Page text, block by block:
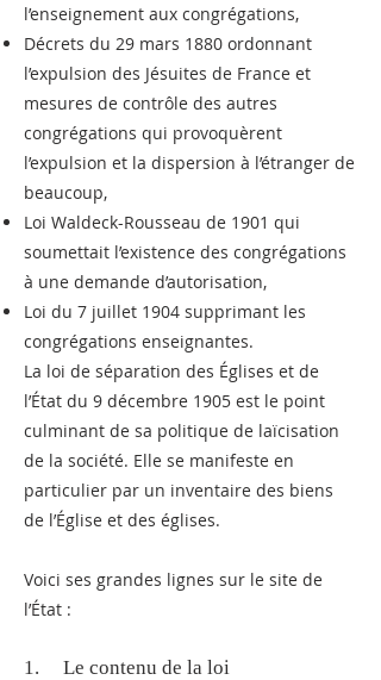
l’enseignement aux congrégations,
Décrets du 29 mars 1880 ordonnant
l’expulsion des Jésuites de France et
mesures de contrôle des autres
congrégations qui provoquèrent
l’expulsion et la dispersion à l’étranger de
beaucoup,
Loi Waldeck-Rousseau de 1901 qui
soumettait l’existence des congrégations
à une demande d’autorisation,
Loi du 7 juillet 1904 supprimant les
congrégations enseignantes.
La loi de séparation des Églises et de
l’État du 9 décembre 1905 est le point
culminant de sa politique de laïcisation
de la société. Elle se manifeste en
particulier par un inventaire des biens
de l’Église et des églises.
Voici ses grandes lignes sur le site de
l’État :
1. Le contenu de la loi